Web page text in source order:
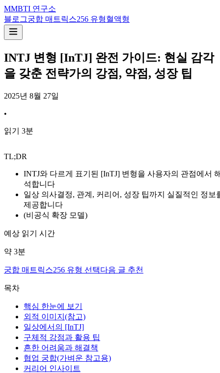
MMBTI 연구소
블로그궁합 매트릭스256 유형혈액형
INTJ 변형 [InTJ] 완전 가이드: 현실 감각
을 갖춘 전략가의 강점, 약점, 성장 팁
2025년 8월 27일
•
읽기 3분
TL;DR
INTJ와 다르게 표기된 [InTJ] 변형을 사용자의 관점에서
석합니다
일상 의사결정, 관계, 커리어, 성장 팁까지 실질적인 정보
제공합니다
(비공식 확장 모델)
예상 읽기 시간
약 3분
궁합 매트릭스256 유형 선택다음 글 추천
목차
핵심 한눈에 보기
외적 이미지(참고)
일상에서의 [InTJ]
구체적 강점과 활용 팁
흔한 어려움과 해결책
협업 궁합(가벼운 참고용)
커리어 인사이트